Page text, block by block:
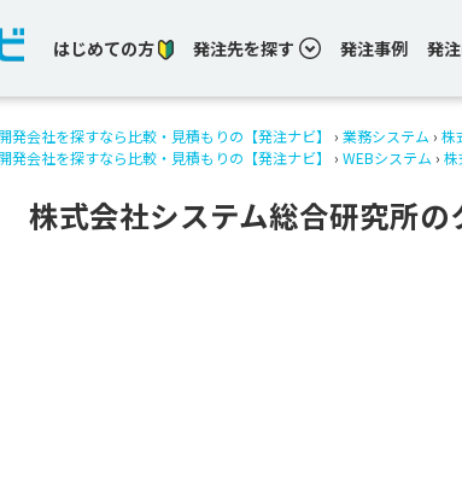
はじめての方 発注先を探す 発注事例 発
発会社を探すなら比較・見積もりの【発注ナビ】 › 業務システム › 株
発会社を探すなら比較・見積もりの【発注ナビ】
› WEBシステム › 株
株式会社システム総合研究所の